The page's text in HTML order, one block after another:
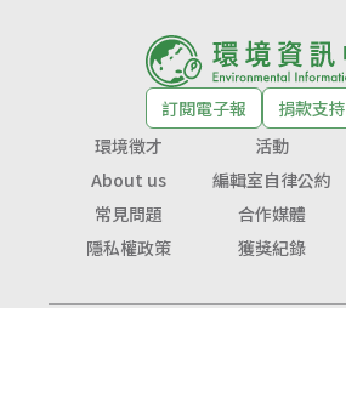
訂閱電子報
捐款支持
環境徵才
活動
About us
編輯室自律公約
常見問題
合作媒體
隱私權政策
獲獎紀錄